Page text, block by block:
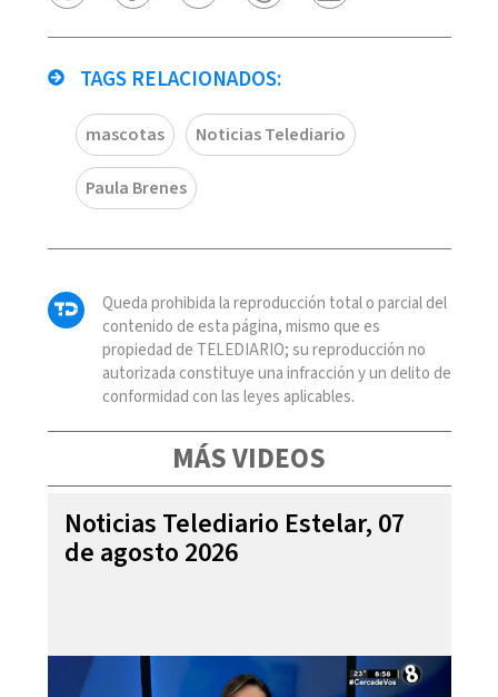
TAGS RELACIONADOS:
mascotas Noticias Telediario
Paula Brenes
Queda prohibida la reproducción total o parcial del
contenido de esta página, mismo que es
propiedad de TELEDIARIO; su reproducción no
autorizada constituye una infracción y un delito de
conformidad con las leyes aplicables.
MÁS VIDEOS
Noticias Telediario Estelar, 07
de agosto 2026